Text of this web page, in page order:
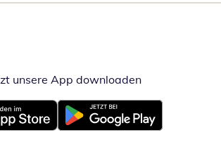
unsere App downloadenÖffnet in
neuem FensterÖffnet in neuem Fenster